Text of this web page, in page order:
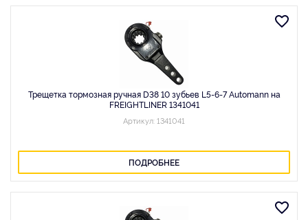
Трещетка тормозная ручная D38 10 зубьев L5-6-7 Automann на
FREIGHTLINER 1341041
Артикул: 1341041
ПОДРОБНЕЕ